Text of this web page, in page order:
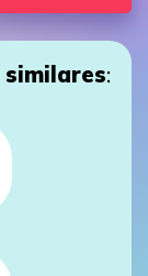
similares: